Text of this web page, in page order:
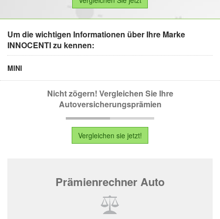
Um die wichtigen Informationen über Ihre Marke
INNOCENTI zu kennen:
MINI
Nicht zögern! Vergleichen Sie Ihre
Autoversicherungsprämien
Vergleichen sie jetzt!
Prämienrechner Auto